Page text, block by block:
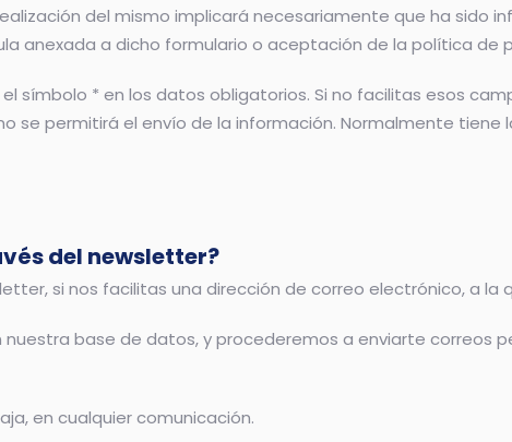
del mismo implicará necesariamente que ha sido
anexada a dicho formulario o aceptación de la política de
símbolo * en los datos obligatorios. Si no facilitas esos
se permitirá el envío de la información. Normalmente tiene
del newsletter?
si nos facilitas una dirección de correo electrónico, a la
base de datos, y procederemos a enviarte correos
en cualquier comunicación.